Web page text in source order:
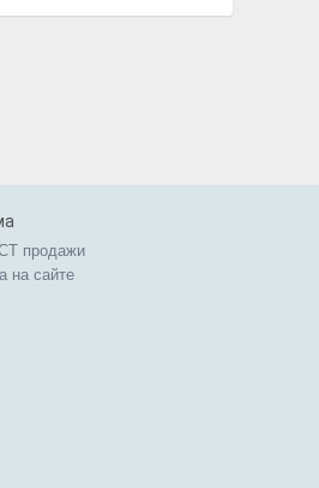
продажи
на сайте